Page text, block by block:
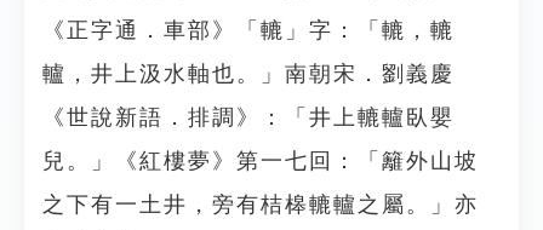
《正字通．車部》「轆」字：「轆，轆
轤，井上汲水軸也。」南朝宋．劉義慶
《世說新語．排調》：「井上轆轤臥嬰
兒。」《紅樓夢》第一七回：「籬外山坡
之下有一土井，旁有桔槔轆轤之屬。」亦